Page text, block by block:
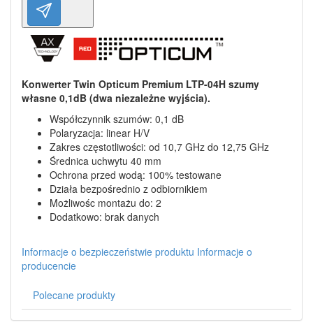
Konwerter Twin Opticum Premium LTP-04H szumy
własne 0,1dB (dwa niezależne wyjścia).
Współczynnik szumów: 0,1 dB
Polaryzacja: linear H/V
Zakres częstotliwości: od 10,7 GHz do 12,75 GHz
Średnica uchwytu 40 mm
Ochrona przed wodą: 100% testowane
Działa bezpośrednio z odbiornikiem
Możliwośc montażu do: 2
Dodatkowo: brak danych
Informacje o bezpieczeństwie produktu Informacje o
producencie
Polecane produkty